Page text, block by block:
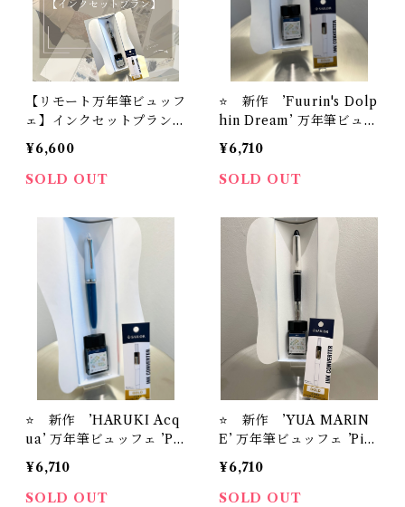
【リモート万年筆ビュッフ
ェ】インクセットプラン
万年筆１本 リモート万年
筆ビュッフェ体験＋インク
＋インク吸入器コンバータ
¥6,600
SOLD OUT
⭐️ 新作 ’Fuurin's Dolp
hin Dream’ 万年筆ビュッ
フェ ’Pick Who？'コレク
ション+ オリジナル万年筆
インク＃24+ インク吸入
ド）【お名入れサービス】
¥6,710
SOLD OUT
⭐️ 新作 ’HARUKI Acq
ua’ 万年筆ビュッフェ ’Pic
k Who？'コレクション+
オリジナル万年筆インク＃
24+ インク吸入器コンバ
¥6,710
SOLD OUT
⭐️ 新作 ’YUA MARIN
E’ 万年筆ビュッフェ ’Pic
k Who？'コレクション+
オリジナル万年筆インク＃
24+ インク吸入器コンバ
¥6,710
SOLD OUT